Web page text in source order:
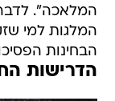
המלאכה".
המלגות למי
הבחינות
הדרישות